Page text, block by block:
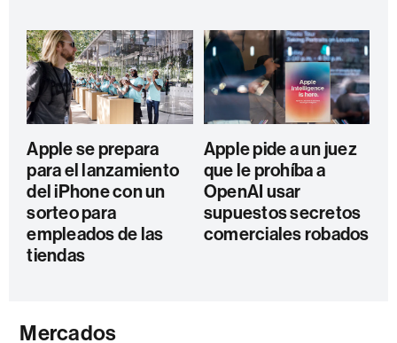
Apple se prepara
para el lanzamiento
del iPhone con un
sorteo para
empleados de las
tiendas
Apple pide a un juez
que le prohíba a
OpenAI usar
supuestos secretos
comerciales robados
Mercados